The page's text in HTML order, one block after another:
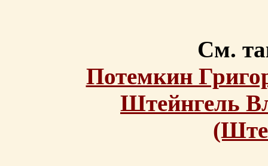
См.
Потемкин
Штейнгель